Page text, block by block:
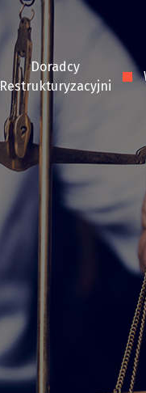
Doradcy
Restrukturyzacyjni